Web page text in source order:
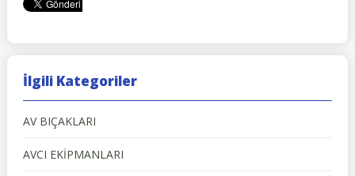
İlgili Kategoriler
AV BIÇAKLARI
AVCI EKİPMANLARI